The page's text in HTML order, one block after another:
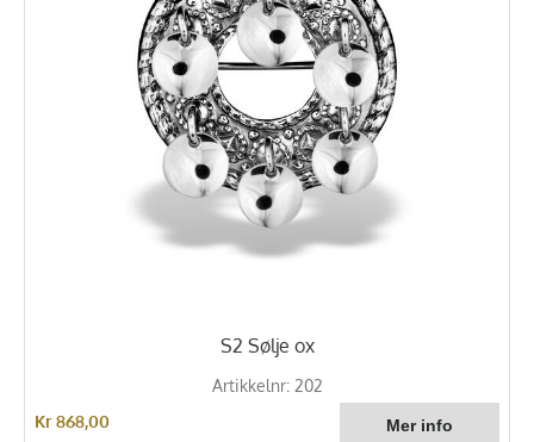
S2 Sølje ox
Artikkelnr: 202
Kr 868,00